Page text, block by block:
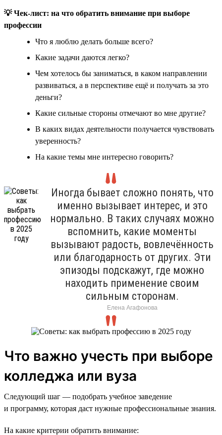
💡 Чек-лист: на что обратить внимание при выборе
профессии
Что я люблю делать больше всего?
Какие задачи даются легко?
Чем хотелось бы заниматься, в каком направлении
развиваться, а в перспективе ещё и получать за это
деньги?
Какие сильные стороны отмечают во мне другие?
В каких видах деятельности получается чувствовать
уверенность?
На какие темы мне интересно говорить?
Иногда бывает сложно понять, что
именно вызывает интерес, и это
нормально. В таких случаях можно
вспомнить, какие моменты
вызывают радость, вовлечённость
или благодарность от других. Эти
эпизоды подскажут, где можно
находить применение своим
сильным сторонам.
Елена Агафонова
Что важно учесть при выборе
колледжа или вуза
Следующий шаг — подобрать учебное заведение
и программу, которая даст нужные профессиональные знания.
На какие критерии обратить внимание: